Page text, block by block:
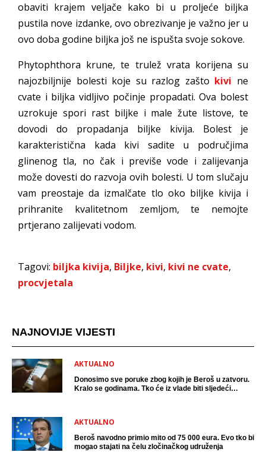
obaviti krajem veljače kako bi u proljeće biljka
pustila nove izdanke, ovo obrezivanje je važno jer u
ovo doba godine biljka još ne ispušta svoje sokove.
Phytophthora krune, te trulež vrata korijena su
najozbiljnije bolesti koje su razlog zašto kivi ne
cvate i biljka vidljivo počinje propadati. Ova bolest
uzrokuje spori rast biljke i male žute listove, te
dovodi do propadanja biljke kivija. Bolest je
karakteristična kada kivi sadite u područjima
glinenog tla, no čak i previše vode i zalijevanja
može dovesti do razvoja ovih bolesti. U tom slučaju
vam preostaje da izmalčate tlo oko biljke kivija i
prihranite kvalitetnom zemljom, te nemojte
prtjerano zalijevati vodom.
Tagovi: biljka kivija, Biljke, kivi, kivi ne cvate,
procvjetala
NAJNOVIJE VIJESTI
AKTUALNO
Donosimo sve poruke zbog kojih je Beroš u zatvoru.
Kralo se godinama. Tko će iz vlade biti sljedeći
AKTUALNO
Beroš navodno primio mito od 75 000 eura. Evo tko bi
mogao stajati na čelu zločinačkog udruženja